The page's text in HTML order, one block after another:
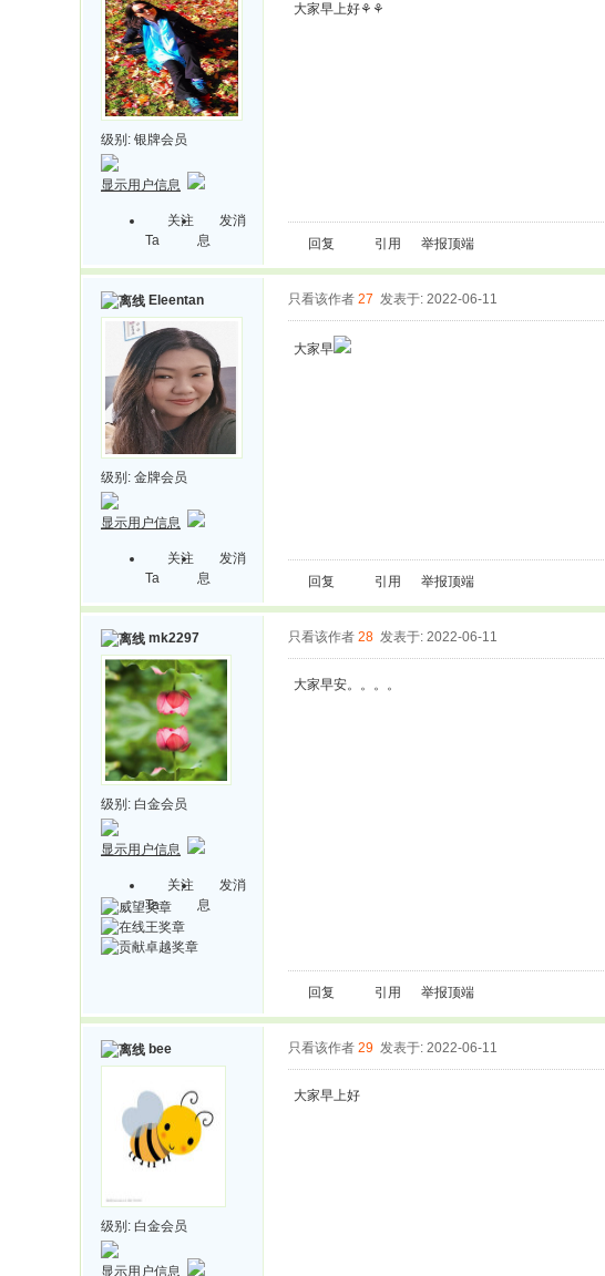
级别: 银牌会员
显示用户信息
关注
Ta
发消
息
大家早上好⚘⚘
回复 引用 举报顶端
Eleentan
级别: 金牌会员
显示用户信息
关注
Ta
发消
息
只看该作者 27 发表于: 2022-06-11
大家早
回复 引用 举报顶端
mk2297
级别: 白金会员
显示用户信息
关注
Ta
发消
息
只看该作者 28 发表于: 2022-06-11
大家早安。。。。
回复 引用 举报顶端
bee
级别: 白金会员
显示用户信息
只看该作者 29 发表于: 2022-06-11
大家早上好